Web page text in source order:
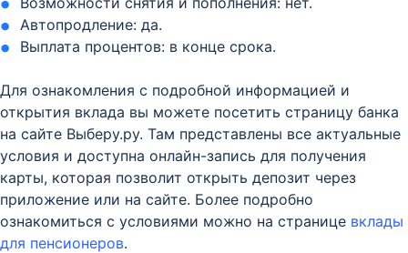
Автопродление: да.
Выплата процентов: в конце срока.
Для ознакомления с подробной информацией и
открытия вклада вы можете посетить страницу банка
на сайте Выберу.ру. Там представлены все актуальные
условия и доступна онлайн-запись для получения
карты, которая позволит открыть депозит через
приложение или на сайте. Более подробно
ознакомиться с условиями можно на странице вклады
для пенсионеров.